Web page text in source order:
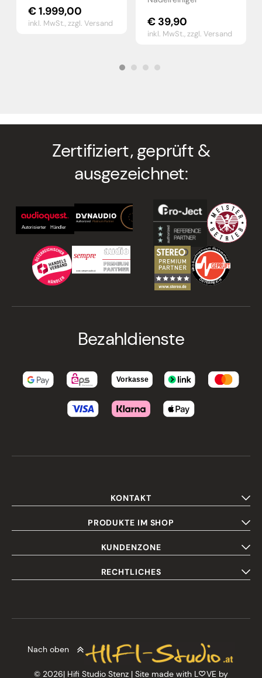
€1.999,00
inkl. MwSt.,zzgl. Versand €39,90
inkl. MwSt.,zzgl. Versand
Zertifiziert, geprüft &
ausgezeichnet:
Bezahldienste
KONTAKT
PRODUKTE IM SHOP
KUNDENZONE
RECHTLICHES
Nach oben
© 2026| Hifi Studio Stenz | Site made with L VE by